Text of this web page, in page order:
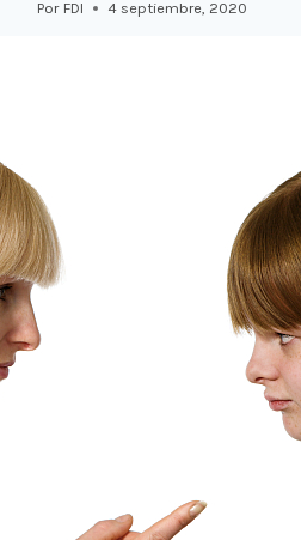
Por FDI 4 septiembre, 2020